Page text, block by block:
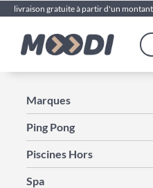
livraison gratuite à partir d'un
Marques
Ping Pong
Piscines Hors
Spa